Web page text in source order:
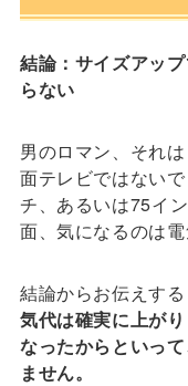
結論：サイズアッ
らない
男のロマン、それ
面テレビではない
チ、あるいは75イ
面、気になるのは電
結論からお伝えする
気代は確実に上が
なったからといっ
ません。